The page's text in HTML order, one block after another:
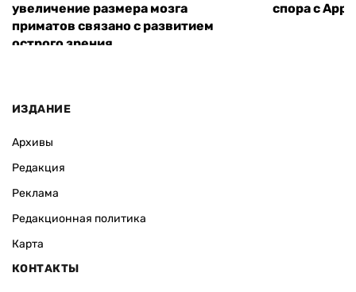
увеличение размера мозга
приматов связано с развитием
острого зрения
спора с
ИЗДАНИЕ
Архивы
Редакция
Реклама
Редакционная политика
Карта
КОНТАКТЫ